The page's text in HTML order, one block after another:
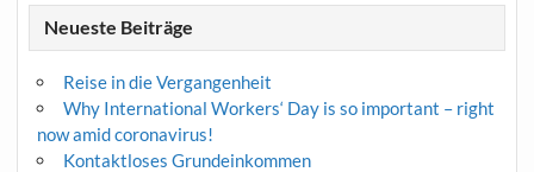
Neueste Beiträge
Reise in die Vergangenheit
Why International Workers‘ Day is so important – right
now amid coronavirus!
Kontaktloses Grundeinkommen